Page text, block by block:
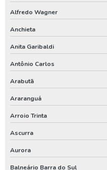
Perfuração de poço artesiano
Perfuração de poço artesiano
Perfuração de poço artesiano valor
Perfuração de poço artesianos
Perfuração de poço preço
Perfuração de poço profundo
Perfuração de poço tubular
Alfredo Wagner
Anchieta
Anita Garibaldi
Antônio Carlos
Arabutã
Araranguá
Arroio Trinta
Ascurra
Aurora
Balneário Barra do Sul